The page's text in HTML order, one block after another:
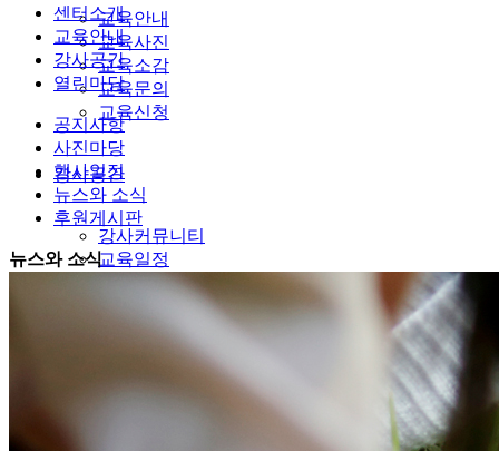
교육안내
교육사진
교육소감
교육문의
교육신청
강사공간
강사커뮤니티
교육일정
자료실
센터소개
교육안내
강사공간
열린마당
공지사항
사진마당
행사일정
뉴스와 소식
후원게시판
뉴스와 소식